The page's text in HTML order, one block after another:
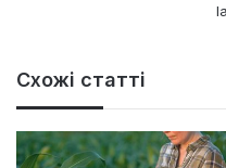
Схожі статті